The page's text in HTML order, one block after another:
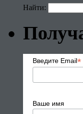
Найти:
Введите Email*
Ваше имя